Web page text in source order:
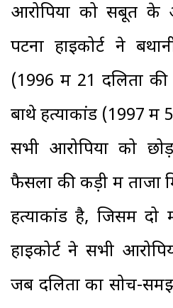
आरोपियों को सबूत के
पटना हाइकोर्ट ने
(1996 में 21 दलितों
बाथे हत्याकांड (1997 में
सभी आरोपियों को
फैसलों की कड़ी में ताजा
हत्याकांड है, जिसमें दो
हाइकोर्ट ने सभी
जब दलितों का सोच-